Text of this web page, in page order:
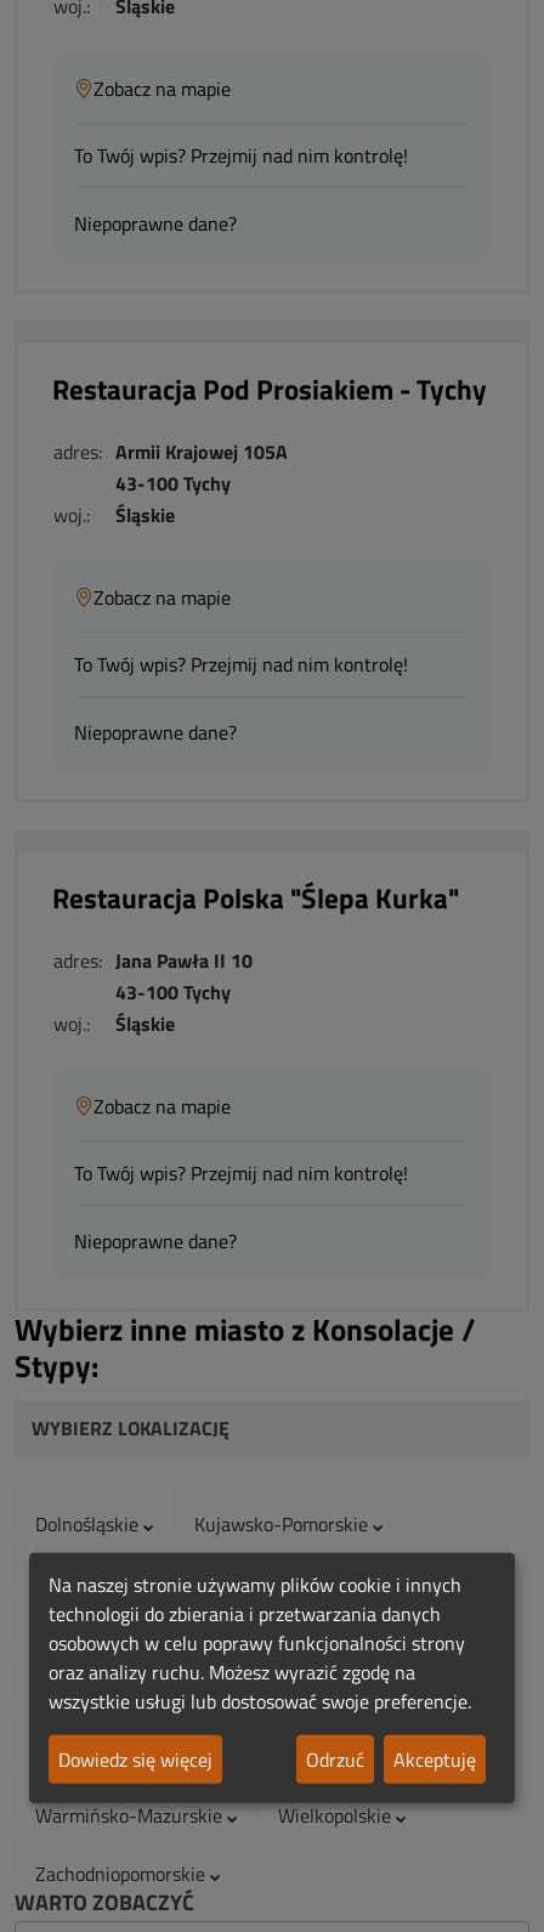
woj.: Śląskie
Zobacz na mapie
To Twój wpis? Przejmij nad nim kontrolę!
Niepoprawne dane?
Restauracja Pod Prosiakiem - Tychy
adres: Armii Krajowej 105A
43-100 Tychy
woj.:
Śląskie
Zobacz na mapie
To Twój wpis? Przejmij nad nim kontrolę!
Niepoprawne dane?
Restauracja Polska "Ślepa Kurka"
adres: Jana Pawła II 10
43-100 Tychy
woj.:
Śląskie
Zobacz na mapie
To Twój wpis? Przejmij nad nim kontrolę!
Niepoprawne dane?
Wybierz inne miasto z Konsolacje /
Stypy:
WYBIERZ LOKALIZACJĘ
Dolnośląskie
Kujawsko-Pomorskie
Lubelskie
Lubuskie
Łódzkie
Małopolskie
Mazowieckie
Opolskie
Podkarpackie
Podlaskie
Pomorskie
Śląskie
Świętokrzyskie
Warmińsko-Mazurskie
Wielkopolskie
Zachodniopomorskie
WARTO ZOBACZYĆ
Na naszej stronie używamy plików cookie i innych
technologii do zbierania i przetwarzania danych
osobowych w celu poprawy funkcjonalności strony
oraz analizy ruchu. Możesz wyrazić zgodę na
wszystkie usługi lub dostosować swoje preferencje.
Dowiedz się więcej
Odrzuć Akceptuję